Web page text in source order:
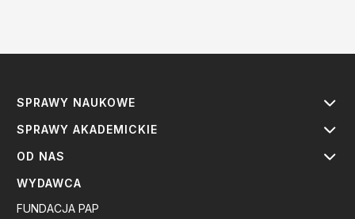
SPRAWY NAUKOWE
SPRAWY AKADEMICKIE
OD NAS
WYDAWCA
FUNDACJA PAP